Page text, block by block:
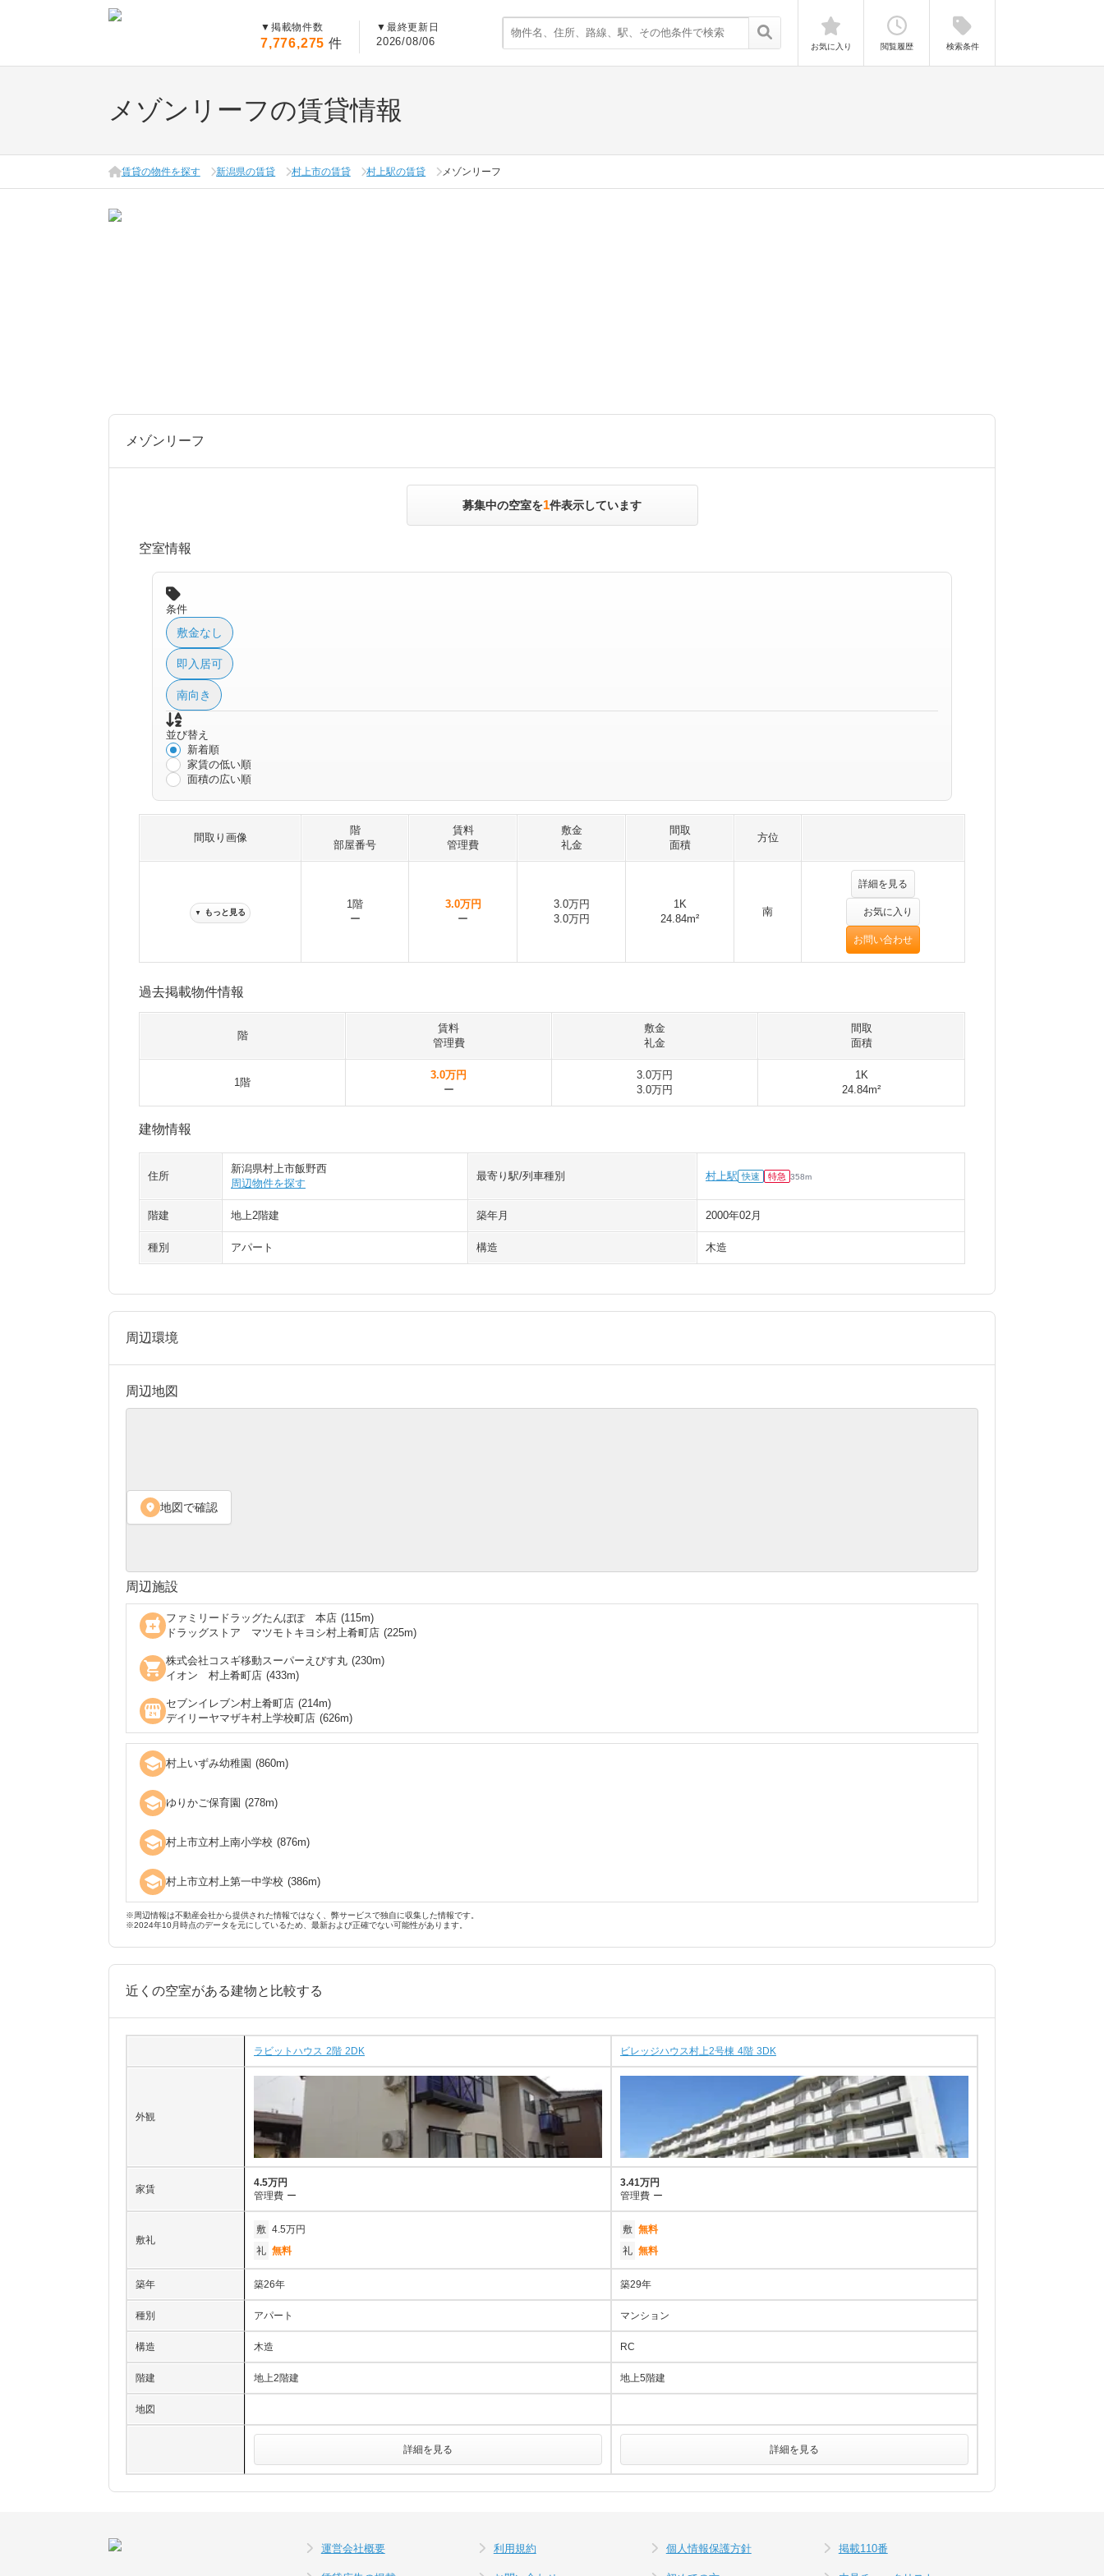
▼ 掲載物件数
7,776,275 件
▼ 最終更新日
2026/08/06 お気に入り 閲覧履歴 検索条件
メゾンリーフの賃貸情報
賃貸の物件を探す 新潟県の賃貸 村上市の賃貸 村上駅の賃貸 メゾンリーフ
メゾンリーフ
募集中の空室を1件表示しています
空室情報
条件
敷金なし
即入居可
南向き
並び替え
新着順
家賃の低い順
面積の広い順
間取り画像
階
部屋番号
賃料
管理費
敷金
礼金
間取
面積
方位
▼ もっと見る
1階
ー
3.0万円
ー
3.0万円
3.0万円
1K
24.84m²
南
詳細を見る
お気に入り
お問い合わせ
過去掲載物件情報
階
賃料
管理費
敷金
礼金
間取
面積
1階
3.0万円
ー
3.0万円
3.0万円
1K
24.84m²
建物情報
住所
新潟県村上市飯野西
周辺物件を探す
最寄り駅/列車種別 村上駅 快速 特急 358m
階建 地上2階建 築年月 2000年02月
種別 アパート 構造 木造
周辺環境
周辺地図
location_on 地図で確認
周辺施設
local_pharmacy ファミリードラッグたんぽぽ 本店 (115m)
ドラッグストア マツモトキヨシ村上肴町店 (225m)
shopping_cart 株式会社コスギ移動スーパーえびす丸 (230m)
イオン 村上肴町店 (433m)
local_convenience_store セブンイレブン村上肴町店 (214m)
デイリーヤマザキ村上学校町店 (626m)
school 村上いずみ幼稚園 (860m)
school ゆりかご保育園 (278m)
school 村上市立村上南小学校 (876m)
school 村上市立村上第一中学校 (386m)
※周辺情報は不動産会社から提供された情報ではなく、弊サービスで独自に収集した情報です。
※2024年10月時点のデータを元にしているため、最新および正確でない可能性があります。
近くの空室がある建物と比較する
ラビットハウス 2階 2DK ビレッジハウス村上2号棟 4階 3DK
外観
家賃
4.5万円
管理費 ー
3.41万円
管理費 ー
敷礼
敷 4.5万円
礼 無料
敷 無料
礼 無料
築年 築26年 築29年
種別 アパート マンション
構造 木造 RC
階建 地上2階建 地上5階建
地図
詳細を見る 詳細を見る
運営会社概要 利用規約 個人情報保護方針 掲載110番